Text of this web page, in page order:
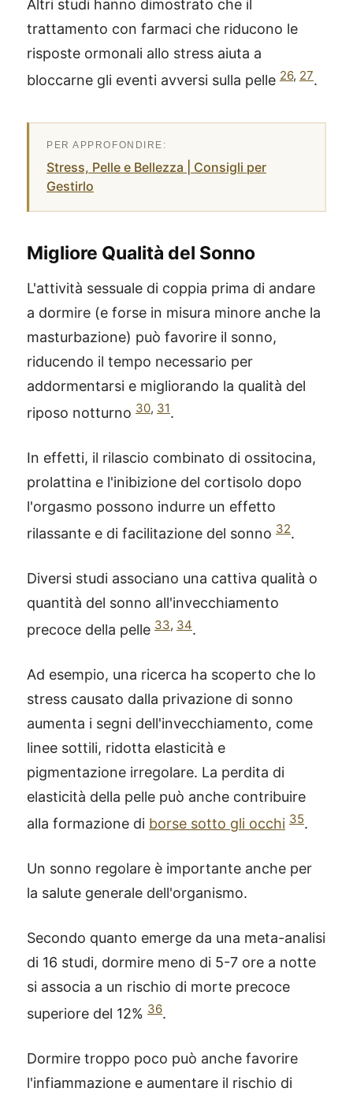
Altri studi hanno dimostrato che il
trattamento con farmaci che riducono le
risposte ormonali allo stress aiuta a
bloccarne gli eventi avversi sulla pelle 26, 27.
Stress, Pelle e Bellezza | Consigli per
Gestirlo
Migliore Qualità del Sonno
L'attività sessuale di coppia prima di andare
a dormire (e forse in misura minore anche la
masturbazione) può favorire il sonno,
riducendo il tempo necessario per
addormentarsi e migliorando la qualità del
riposo notturno 30, 31.
In effetti, il rilascio combinato di ossitocina,
prolattina e l'inibizione del cortisolo dopo
l'orgasmo possono indurre un effetto
rilassante e di facilitazione del sonno 32.
Diversi studi associano una cattiva qualità o
quantità del sonno all'invecchiamento
precoce della pelle 33, 34.
Ad esempio, una ricerca ha scoperto che lo
stress causato dalla privazione di sonno
aumenta i segni dell'invecchiamento, come
linee sottili, ridotta elasticità e
pigmentazione irregolare. La perdita di
elasticità della pelle può anche contribuire
alla formazione di borse sotto gli occhi 35.
Un sonno regolare è importante anche per
la salute generale dell'organismo.
Secondo quanto emerge da una meta-analisi
di 16 studi, dormire meno di 5-7 ore a notte
si associa a un rischio di morte precoce
superiore del 12% 36.
Dormire troppo poco può anche favorire
l'infiammazione e aumentare il rischio di